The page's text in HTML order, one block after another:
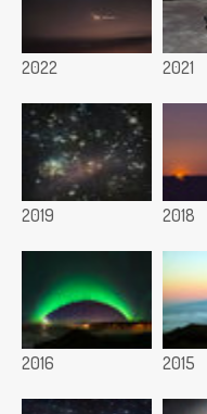
2022 2021
2019 2018
2016 2015